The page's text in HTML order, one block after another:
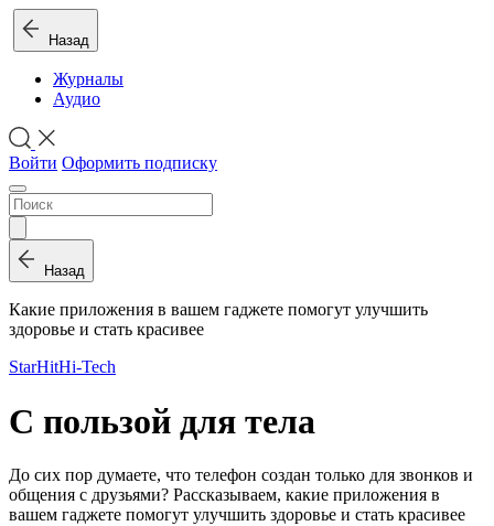
Назад
Журналы
Аудио
Войти Оформить подписку
Назад
Какие приложения в вашем гаджете помогут улучшить
здоровье и стать красивее
StarHitHi-Tech
С пользой для тела
До сих пор думаете, что телефон создан только для звонков и
общения с друзьями? Рассказываем, какие приложения в
вашем гаджете помогут улучшить здоровье и стать красивее